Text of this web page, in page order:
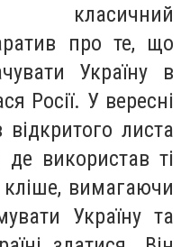
про те, що
Україну в
Росії. У вересні
листа
де використав ті
кліше, вимагаючи
Україну та